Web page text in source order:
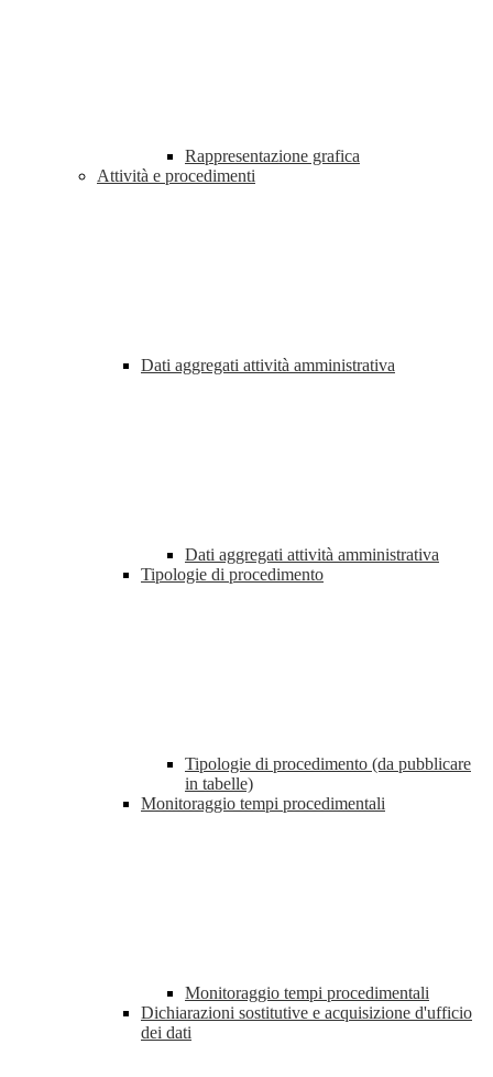
Rappresentazione grafica
Attività e procedimenti
Dati aggregati attività amministrativa
Dati aggregati attività amministrativa
Tipologie di procedimento
Tipologie di procedimento (da pubblicare
in tabelle)
Monitoraggio tempi procedimentali
Monitoraggio tempi procedimentali
Dichiarazioni sostitutive e acquisizione d'ufficio
dei dati